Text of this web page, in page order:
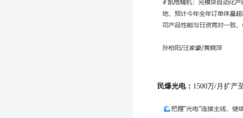
民爆光电： 1500万/月扩产